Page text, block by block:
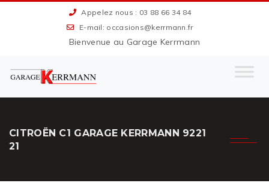
Appelez nous : 03 88 66 34 84
E-mail: occasions@kerrmann.fr
Bienvenue au Garage Kerrmann
CITROËN C1 GARAGE KERRMANN 9221
21